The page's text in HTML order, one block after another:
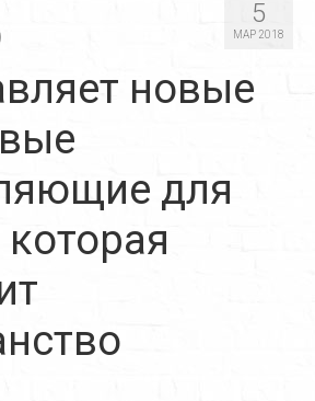
дверей
стульев
стола
кресла
кухонной мебели
5
МАР 2018
новые
для